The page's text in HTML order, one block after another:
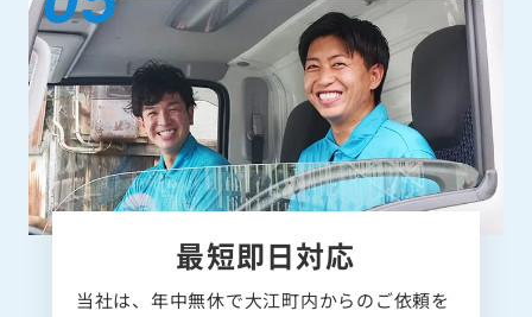
最短即日対応
当社は、年中無休で大江町内からのご依頼を